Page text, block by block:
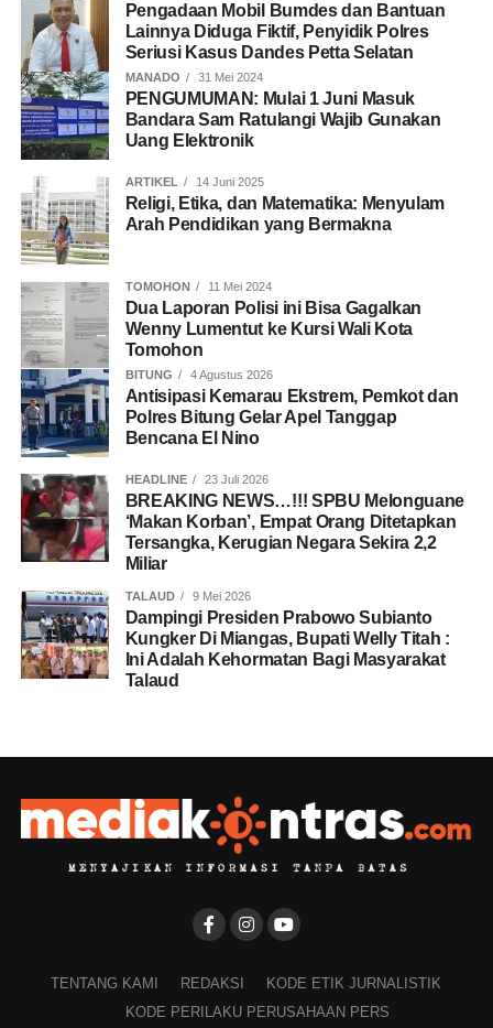
Pengadaan Mobil Bumdes dan Bantuan
Lainnya Diduga Fiktif, Penyidik Polres
Seriusi Kasus Dandes Petta Selatan
MANADO 31 Mei 2024
PENGUMUMAN: Mulai 1 Juni Masuk
Bandara Sam Ratulangi Wajib Gunakan
Uang Elektronik
ARTIKEL 14 Juni 2025
Religi, Etika, dan Matematika: Menyulam
Arah Pendidikan yang Bermakna
TOMOHON 11 Mei 2024
Dua Laporan Polisi ini Bisa Gagalkan
Wenny Lumentut ke Kursi Wali Kota
Tomohon
BITUNG 4 Agustus 2026
Antisipasi Kemarau Ekstrem, Pemkot dan
Polres Bitung Gelar Apel Tanggap
Bencana El Nino
HEADLINE 23 Juli 2026
BREAKING NEWS…!!! SPBU Melonguane
‘Makan Korban’, Empat Orang Ditetapkan
Tersangka, Kerugian Negara Sekira 2,2
Miliar
TALAUD 9 Mei 2026
Dampingi Presiden Prabowo Subianto
Kungker Di Miangas, Bupati Welly Titah :
Ini Adalah Kehormatan Bagi Masyarakat
Talaud
TENTANG KAMI REDAKSI
KODE ETIK JURNALISTIK
KODE PERILAKU PERUSAHAAN PERS